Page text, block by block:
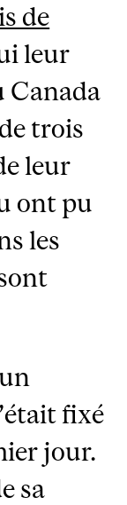
de
leur
Canada
trois
leur
ont pu
les
fixé
jour.
sa